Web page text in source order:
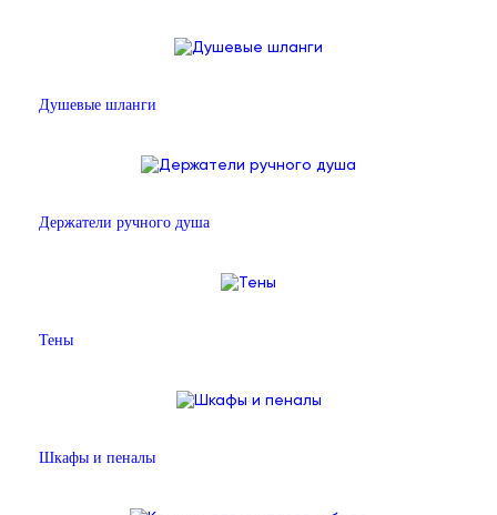
Душевые шланги
Держатели ручного душа
Тены
Шкафы и пеналы